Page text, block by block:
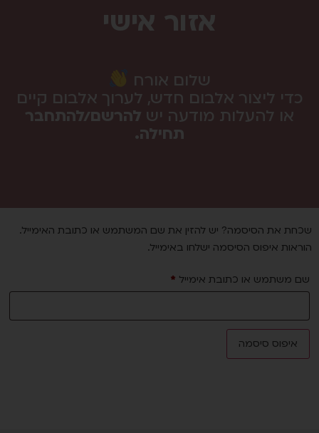
אזור אישי
שלום אורח
כדי ליצור אלבום חדש, לערוך אלבום קיים
או להעלות מודעה יש להרשם/להתחבר
תחילה.
שכחת את הסיסמה? יש להזין את שם המשתמש או כתובת האימייל.
הוראות איפוס הסיסמה ישלחו באימייל.
שם משתמש או כתובת אימייל *
איפוס סיסמה